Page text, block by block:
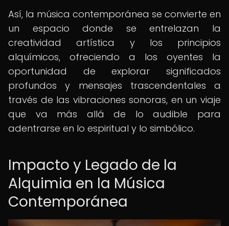
Así, la música contemporánea se convierte en
un espacio donde se entrelazan la
creatividad artística y los principios
alquímicos, ofreciendo a los oyentes la
oportunidad de explorar significados
profundos y mensajes trascendentales a
través de las vibraciones sonoras, en un viaje
que va más allá de lo audible para
adentrarse en lo espiritual y lo simbólico.
Impacto y Legado de la
Alquimia en la Música
Contemporánea